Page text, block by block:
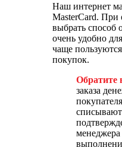
Наш интернет
MasterCard. При
выбрать способ
очень удобно
чаще
покупок.
Обратите
заказа
менеджера